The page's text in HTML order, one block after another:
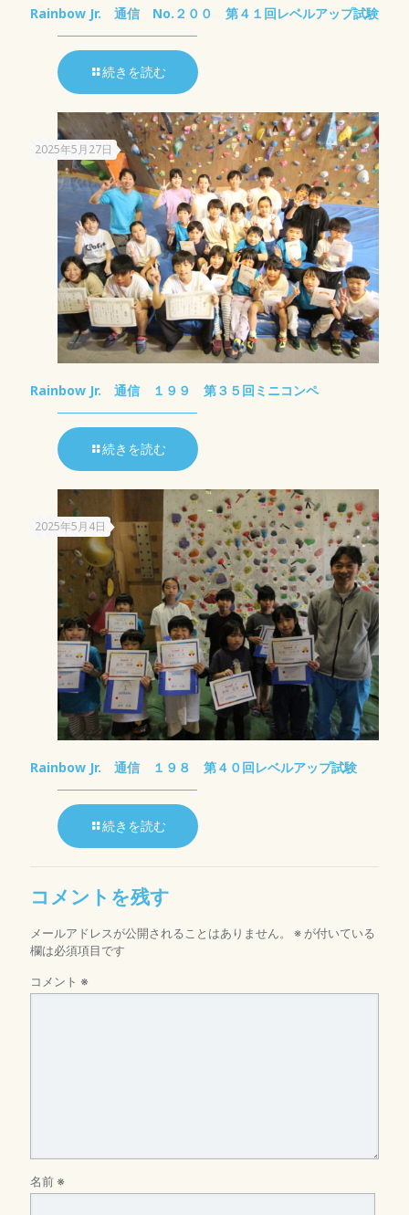
Rainbow Jr. 通信 No.２００ 第４１回レベルアップ試験
続きを読む
2025年5月27日
Rainbow Jr. 通信 １９９ 第３５回ミニコンペ
続きを読む
2025年5月4日
Rainbow Jr. 通信 １９８ 第４０回レベルアップ試験
続きを読む
コメントを残す
メールアドレスが公開されることはありません。 ※ が付いている
欄は必須項目です
コメント ※
名前 ※